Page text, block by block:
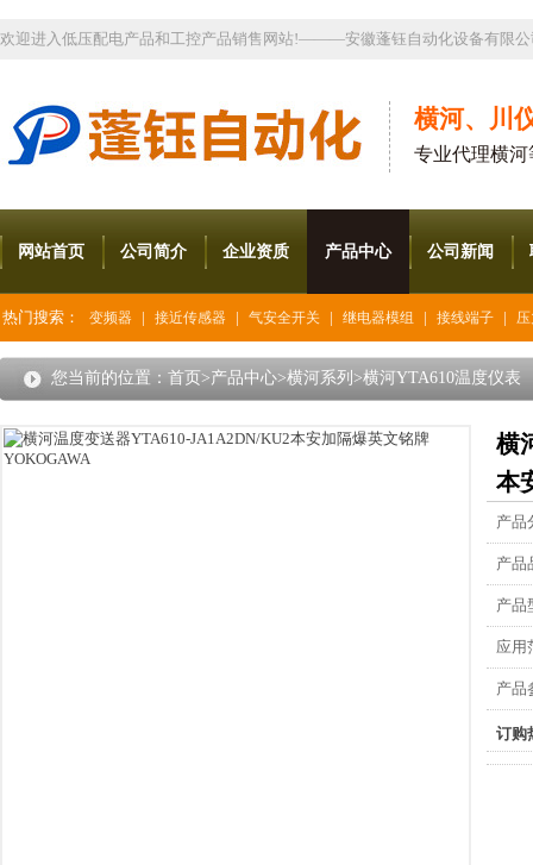
欢迎进入低压配电产品和工控产品销售网站!———安徽蓬钰自动化设备有限公
横河、川
专业代理横
网站首页 公司简介 企业资质 产品中心 公司新闻
热门搜索： 变频器 | 接近传感器 | 气安全开关 | 继电器模组 | 接线端子 |
您当前的位置： 首页>产品中心>横河系列 >横河YTA610温度仪表
横
本
产品
产品
产品
应用
产品
订购
横河
温度